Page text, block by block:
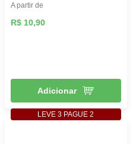
A partir de
R$ 10,90
Adicionar
LEVE 3 PAGUE 2